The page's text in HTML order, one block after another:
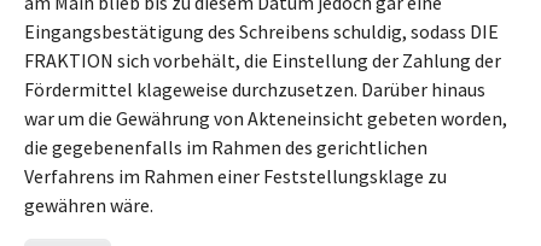
Eingangsbestätigung des Schreibens schuldig, sodass DIE
FRAKTION sich vorbehält, die Einstellung der Zahlung der
Fördermittel klageweise durchzusetzen. Darüber hinaus
war um die Gewährung von Akteneinsicht gebeten worden,
die gegebenenfalls im Rahmen des gerichtlichen
Verfahrens im Rahmen einer Feststellungsklage zu
gewähren wäre.